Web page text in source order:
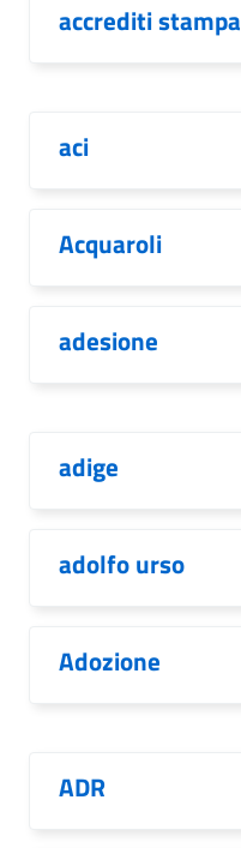
accrediti stampa
aci
Acquaroli
adesione
adige
adolfo urso
Adozione
ADR